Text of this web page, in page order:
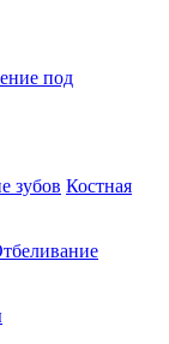
под
зубов Костная